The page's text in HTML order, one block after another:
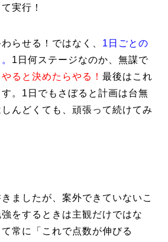
実行！
らせる！ではなく、 1日ごとの
1日何ステージなのか、無謀で
やると決めたらやる！ 最後はこれ
。1日でもさぼると計画は台無
んどくても、頑張って続けてみ
ましたが、案外できていないこ
をするときは主観だけではな
常に「これで点数が伸びる